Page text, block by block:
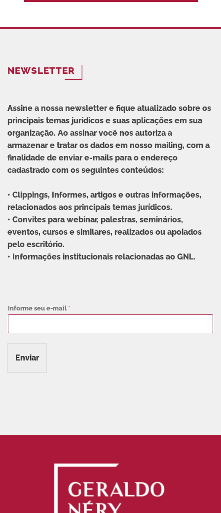
NEWSLETTER
Assine a nossa newsletter e fique atualizado sobre os
principais temas jurídicos e suas aplicações em sua
organização. Ao assinar você nos autoriza a
armazenar e tratar os dados em nosso mailing, com a
finalidade de enviar e-mails para o endereço
cadastrado com os seguintes conteúdos:
• Clippings, Informes, artigos e outras informações,
relacionados aos principais temas jurídicos.
• Convites para webinar, palestras, seminários,
eventos, cursos e similares, realizados ou apoiados
pelo escritório.
• Informações institucionais relacionadas ao GNL.
Informe seu e-mail *
Enviar